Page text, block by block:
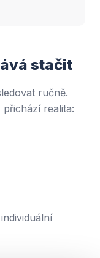
stačit
ručně.
realita: